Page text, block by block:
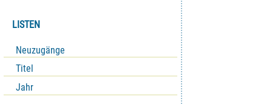
LISTEN
Neuzugänge
Titel
Jahr